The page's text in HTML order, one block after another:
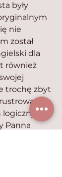
były
nie
został
dla
również
trochę zbyt
logicznych
Panna